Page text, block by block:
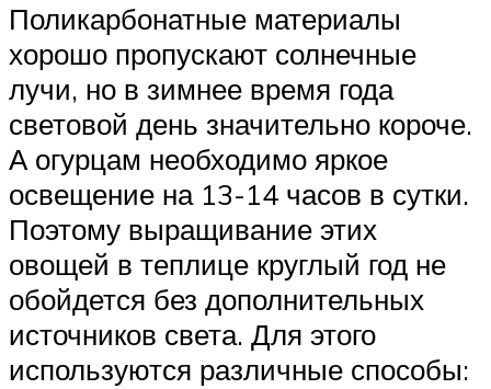
Поликарбонатные материалы
хорошо пропускают солнечные
лучи, но в зимнее время года
световой день значительно короче.
А огурцам необходимо яркое
освещение на 13-14 часов в сутки.
Поэтому выращивание этих
овощей в теплице круглый год не
обойдется без дополнительных
источников света. Для этого
используются различные способы: